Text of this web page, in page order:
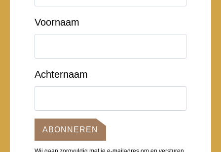
Voornaam
Achternaam
ABONNEREN